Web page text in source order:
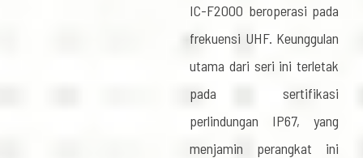
IC-F2000 beroperasi pada
frekuensi UHF. Keunggulan
utama dari seri ini terletak
pada sertifikasi
perlindungan IP67, yang
menjamin perangkat ini